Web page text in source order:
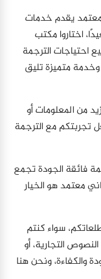
يقدم خدمات
اختاروا مكتب
احتياجات الترجمة
متميزة تليق
من المعلومات أو
تجربتكم مع الترجمة
فائقة الجودة تجمع
معتمد هو الخيار
سواء كنتم
التجارية، أو
والكفاءة، ونحن هنا